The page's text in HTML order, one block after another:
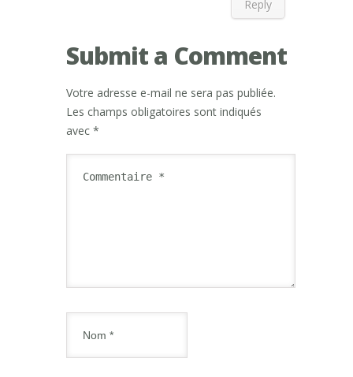
Reply
Submit a Comment
Votre adresse e-mail ne sera pas publiée.
Les champs obligatoires sont indiqués
avec *